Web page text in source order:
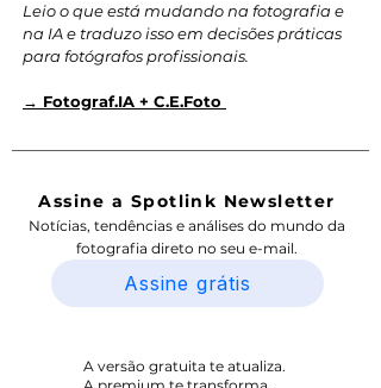
Leio o que está mudando na fotografia e
na IA e traduzo isso em decisões práticas
para fotógrafos profissionais.
→ Fotograf.IA + C.E.Foto
Assine a Spotlink Newsletter
Notícias, tendências e análises do mundo da
fotografia direto no seu e-mail.
Assine grátis
A versão gratuita te atualiza.